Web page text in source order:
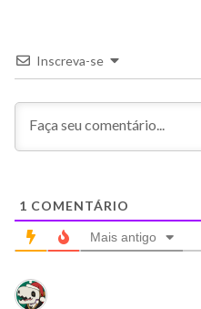
Inscreva-se
1 COMENTÁRIO
Mais antigo